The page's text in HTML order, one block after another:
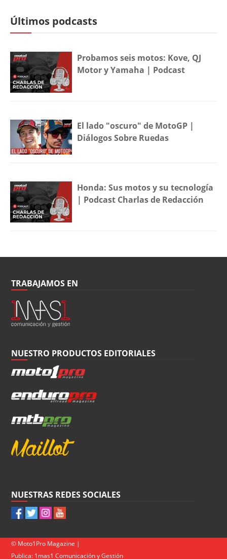
Últimos podcasts
Probamos seis motos: Kove, QJ
Motor y Yamaha | Podcast
El lado "oscuro" de MotoGP |
Diálogos Sobre Ruedas
Honda: Sus motos y su tecnología
| Podcast Charlas de Redacción
TRABAJAMOS EN
NUESTRO PRODUCTOS EDITORIALES
NUESTRAS REDES SOCIALES
© Moto1Pro Magazine |
Publica: 1mas1 Comunicación y Gestión